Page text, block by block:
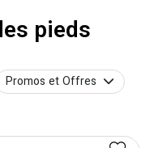
pieds
Promos et Offres